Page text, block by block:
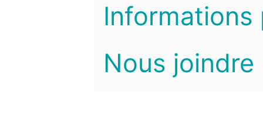
Informations
Nous joindre